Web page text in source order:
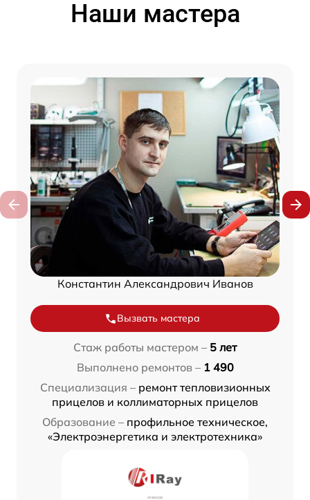
Наши мастера
Константин Александрович Иванов
Вызвать мастера
Стаж работы мастером – 5 лет
Выполнено ремонтов – 1 490
Специализация – ремонт тепловизионных
прицелов и коллиматорных прицелов
Образование – профильное техническое,
«Электроэнергетика и электротехника»